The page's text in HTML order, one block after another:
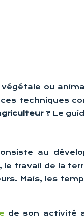
ou
techniques
? Le
au
le travail de la
Mais, les
de son activité